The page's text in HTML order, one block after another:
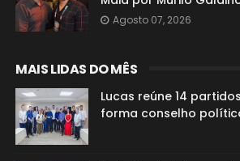
Agosto 07, 2026
MAIS LIDAS DO MÊS
Lucas reúne 14
forma conselho